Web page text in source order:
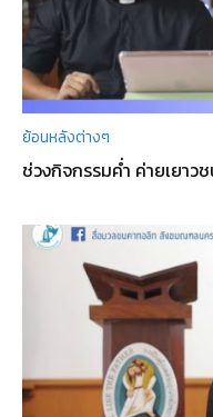
ย้อนหลังต่างๆ
ช่วงกิจกรรมค่ำ ค่ายเยาว